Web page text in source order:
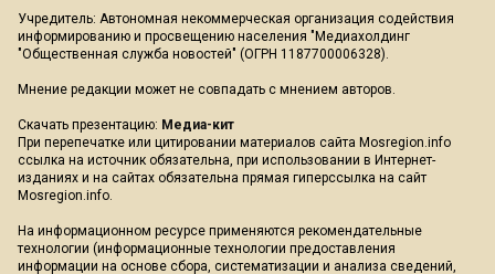
Учредитель: Автономная некоммерческая организация содействия
информированию и просвещению населения "Медиахолдинг
"Общественная служба новостей" (ОГРН 1187700006328).
Мнение редакции может не совпадать с мнением авторов.
Скачать презентацию: Медиа-кит
При перепечатке или цитировании материалов сайта Mosregion.info
ссылка на источник обязательна, при использовании в Интернет-
изданиях и на сайтах обязательна прямая гиперссылка на сайт
Mosregion.info.
На информационном ресурсе применяются рекомендательные
технологии (информационные технологии предоставления
информации на основе сбора, систематизации и анализа сведений,